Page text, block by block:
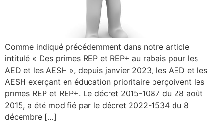
Comme indiqué précédemment dans notre article
intitulé « Des primes REP et REP+ au rabais pour les
AED et les AESH », depuis janvier 2023, les AED et les
AESH exerçant en éducation prioritaire perçoivent les
primes REP et REP+. Le décret 2015-1087 du 28 août
2015, a été modifié par le décret 2022-1534 du 8
décembre […]